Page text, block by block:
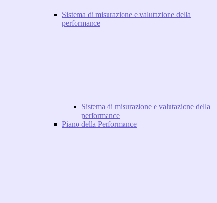
Sistema di misurazione e valutazione della
performance
Sistema di misurazione e valutazione della
performance
Piano della Performance